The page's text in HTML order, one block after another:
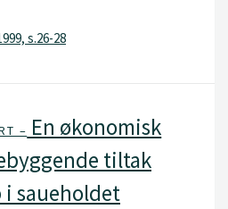
s.26-28
– En økonomisk
tiltak
saueholdet